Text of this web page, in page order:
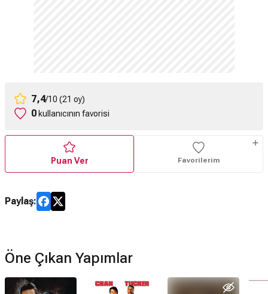
7,4/10 (21 oy)
0kullanıcının favorisi
Puan Ver Favorilerim
Paylaş:
Öne Çıkan Yapımlar